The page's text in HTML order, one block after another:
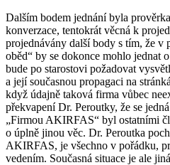
Dalším bodem jednání byla
konverzace, tentokrát věcná k
projednávány další body s tím, že v
oběd“ by se dokonce mohlo jednat
bude po starostovi požadovat
a její současnou propagaci na
když údajně taková firma vůbec
překvapení Dr. Peroutky, že se
„Firmou AKIRFAS“ byl ostatními
o úplně jinou věc. Dr. Peroutka
AKIRFAS, je všechno v pořádku,
vedením. Současná situace je ale